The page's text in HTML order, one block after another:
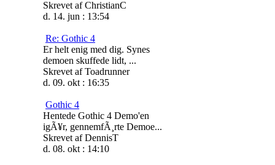
Skrevet af ChristianC
d. 14. jun : 13:54
Re: Gothic 4
Er helt enig med dig. Synes
demoen skuffede lidt, ...
Skrevet af Toadrunner
d. 09. okt : 16:35
Gothic 4
Hentede Gothic 4 Demo'en
igÃ¥r, gennemfÃ¸rte Demoe...
Skrevet af DennisT
d. 08. okt : 14:10